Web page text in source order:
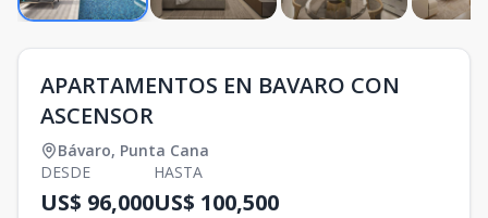
APARTAMENTOS EN BAVARO CON
ASCENSOR
Bávaro, Punta Cana
DESDE
US$ 96,000
HASTA
US$ 100,500